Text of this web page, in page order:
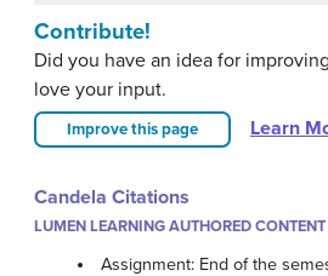
Contribute!
Did you have an idea for
love your input.
Improve this page Learn
Candela Citations
LUMEN LEARNING AUTHORED CONTENT
Assignment: End of the